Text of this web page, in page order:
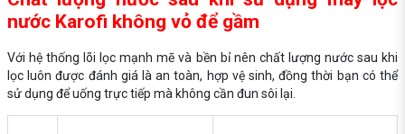
nước Karofi không vỏ để gầm
Với hệ thống lõi lọc mạnh mẽ và bền bỉ nên chất lượng nước sau khi
lọc luôn được đánh giá là an toàn, hợp vệ sinh, đồng thời bạn có thể
sử dụng để uống trực tiếp mà không cần đun sôi lại.